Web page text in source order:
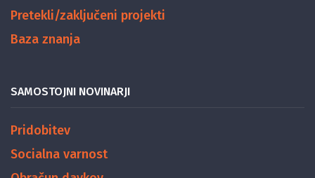
Pretekli/zaključeni projekti
Baza znanja
SAMOSTOJNI NOVINARJI
Pridobitev
Socialna varnost